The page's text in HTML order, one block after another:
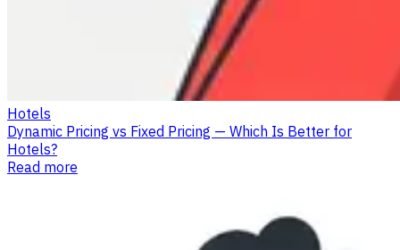
Hotels
Dynamic Pricing vs Fixed Pricing — Which Is Better for
Hotels?
Read more